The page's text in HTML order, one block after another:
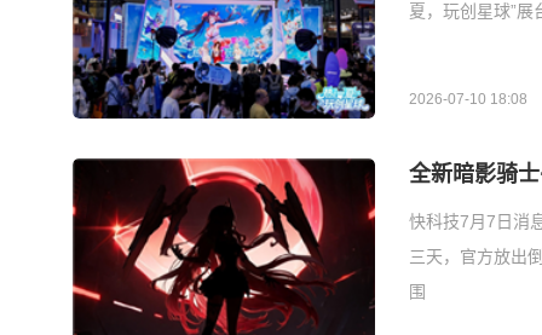
夏，玩创星球”
2026-07-10 18:08
全新暗影骑
快科技7月7日消
三天，官方放出
围